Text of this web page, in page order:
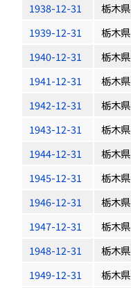
1938-12-31
栃木県
1939-12-31
栃木県
1940-12-31
栃木県
1941-12-31
栃木県
1942-12-31
栃木県
1943-12-31
栃木県
1944-12-31
栃木県
1945-12-31
栃木県
1946-12-31
栃木県
1947-12-31
栃木県
1948-12-31
栃木県
1949-12-31
栃木県